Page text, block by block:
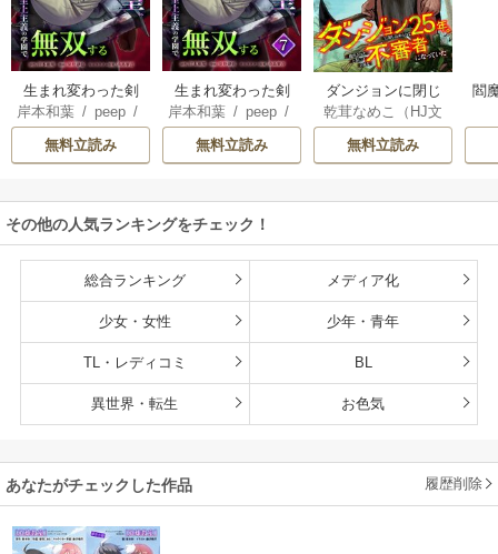
生まれ変わった剣
聖、剣士が冷遇さ
れる魔術至上主義
の学園で無双する
岸本和葉/ peep/
染野静也/
/taskey STUDI
無料立読み
生まれ変わった剣
聖、剣士が冷遇さ
れる魔術至上主義
の学園で無双する
岸本和葉/ peep/
染野静也/
/taskey STUDI
無料立読み
ダンジョンに閉じ
込められて25年。
救出されたときに
は立派な不審者に
版】
乾茸なめこ（HJ文
庫／ホビージャパ
ン刊）/御手洗太
無料立読み
閻
その他の人気ランキングをチェック！
総合ランキング メディア化
少女・女性 少年・青年
TL・レディコミ BL
異世界・転生 お色気
あなたがチェックした作品 履歴削除